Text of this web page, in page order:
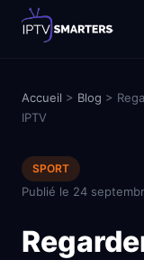
Accueil > Blog >
IPTV
SPORT
Publié le 24